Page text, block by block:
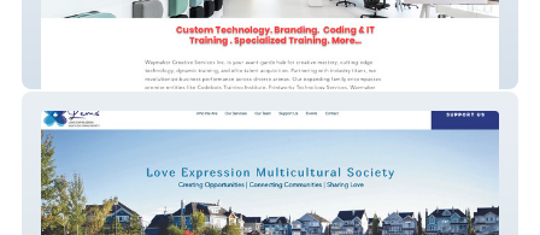
TheWayMakerInc